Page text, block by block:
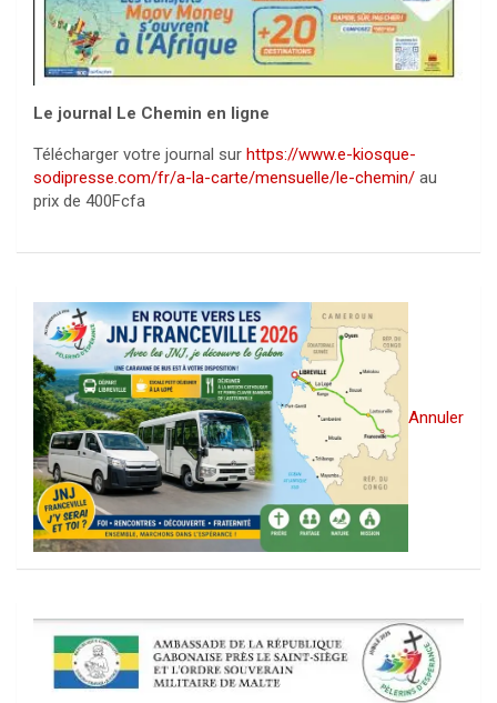
Le journal Le Chemin en ligne
Télécharger votre journal sur https://www.e-kiosque-
sodipresse.com/fr/a-la-carte/mensuelle/le-chemin/ au
prix de 400Fcfa
Annuler